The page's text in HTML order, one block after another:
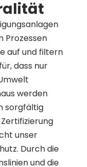
Prozessen
auf und filtern
dass nur
werden
sorgfältig
unser
Durch die
und die